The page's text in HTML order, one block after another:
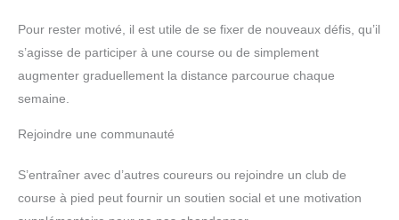
Pour rester motivé, il est utile de se fixer de nouveaux défis, qu’il
s’agisse de participer à une course ou de simplement
augmenter graduellement la distance parcourue chaque
semaine.
Rejoindre une communauté
S’entraîner avec d’autres coureurs ou rejoindre un club de
course à pied peut fournir un soutien social et une motivation